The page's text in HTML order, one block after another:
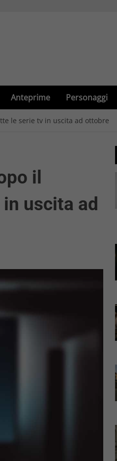
Anteprime Personaggi
le serie tv in uscita ad ottobre
il
uscita ad